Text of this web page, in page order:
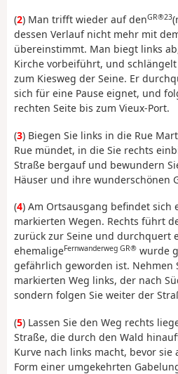
(2) Man trifft wieder auf denGR®23
dessen Verlauf nicht mehr mit
übereinstimmt. Man biegt links
Kirche vorbeiführt, und
zum Kiesweg der Seine. Er
sich für eine Pause eignet, und
rechten Seite bis zum Vieux-Port.
(3) Biegen Sie links in die Rue
Rue mündet, in die Sie rechts
Straße bergauf und bewundern
Häuser und ihre wunderschönen
(4) Am Ortsausgang befindet sich
markierten Wegen. Rechts führt
zurück zur Seine und durchquert
ehemaligeFernwanderweg GR® wurde
gefährlich geworden ist. Nehmen
markierten Weg links, der nach
sondern folgen Sie weiter der
(5) Lassen Sie den Weg rechts
Straße, die durch den Wald
Kurve nach links macht, bevor
Form einer umgekehrten